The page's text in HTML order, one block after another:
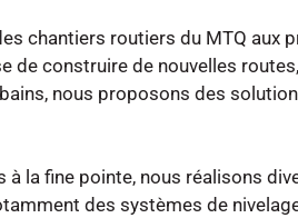
chantiers routiers du MTQ aux
de construire de nouvelles
nous proposons des
à la fine pointe, nous réalisons
des systèmes de